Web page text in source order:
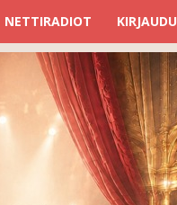
NETTIRADIOT KIRJAUDU